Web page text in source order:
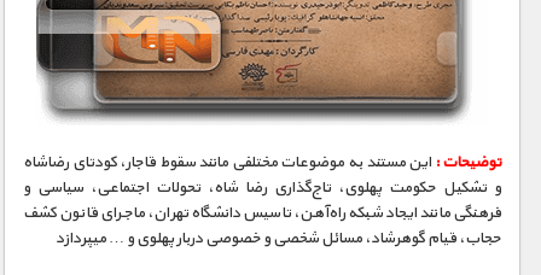
مستند های اختصاصی
توضیحات : این مستند به موضوعات مختلفی مانند سقوط قاجار، کودتای رضاشاه
و تشکیل حکومت پهلوی، تاج‌گذاری رضا شاه، تحولات اجتماعی، سیاسی و
فرهنگی مانند ایجاد شبکه راه‌آهن، تاسیس دانشگاه تهران، ماجرای قانون کشف
حجاب، قیام گوهرشاد، مسائل شخصی و خصوصی دربار پهلوی و … میپردازد